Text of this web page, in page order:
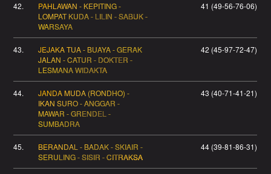
42.
PAHLAWAN - KEPITING -
LOMPAT KUDA - LILIN - SABUK -
WARSAYA
41 (49-56-76-06)
43.
JEJAKA TUA - BUAYA - GERAK
JALAN - CATUR - DOKTER -
LESMANA WIDAKTA
42 (45-97-72-47)
44.
JANDA MUDA (RONDHO) -
IKAN SURO - ANGGAR -
MAWAR - GRENDEL -
SUMBADRA
43 (40-71-41-21)
45.
BERANDAL - BADAK - SKIAIR -
SERULING - SISIR - CITRAKSA
44 (39-81-86-31)